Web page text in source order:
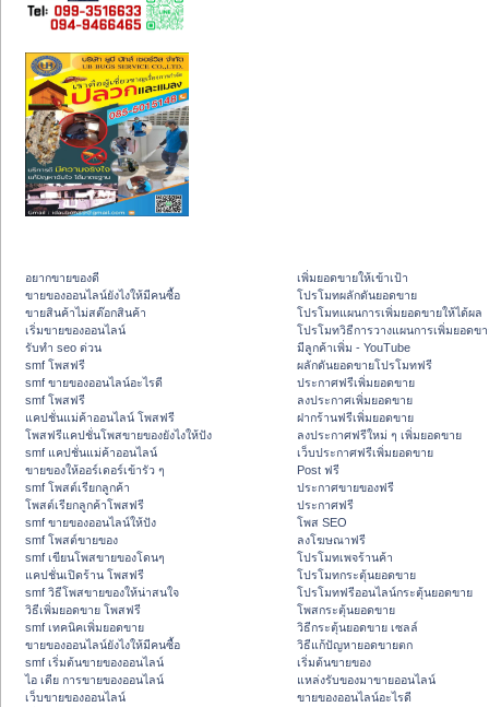
อยากขายของดี
ขายของออนไลน์ยังไงให้มีคนซื้อ
ขายสินค้าไม่สต๊อกสินค้า
เริ่มขายของออนไลน์
รับทำ seo ด่วน
smf โพสฟรี
smf ขายของออนไลน์อะไรดี
smf โพสฟรี
แคปชั่นแม่ค้าออนไลน์ โพสฟรี
โพสฟรีแคปชั่นโพสขายของยังไงให้ปัง
smf แคปชั่นแม่ค้าออนไลน์
ขายของให้ออร์เดอร์เข้ารัว ๆ
smf โพสต์เรียกลูกค้า
โพสต์เรียกลูกค้าโพสฟรี
smf ขายของออนไลน์ให้ปัง
smf โพสต์ขายของ
smf เขียนโพสขายของโดนๆ
แคปชั่นเปิดร้าน โพสฟรี
smf วิธีโพสขายของให้น่าสนใจ
วิธีเพิ่มยอดขาย โพสฟรี
smf เทคนิคเพิ่มยอดขาย
ขายของออนไลน์ยังไงให้มีคนซื้อ
smf เริ่มต้นขายของออนไลน์
ไอ เดีย การขายของออนไลน์
เว็บขายของออนไลน์
เพิ่มยอดขายให้เข้าเป้า
โปรโมทผลักดันยอดขาย
โปรโมทแผนการเพิ่มยอดขายให้ได้ผล
โปรโมทวิธีการวางแผนการเพิ่มยอดข
มีลูกค้าเพิ่ม - YouTube
ผลักดันยอดขายโปรโมทฟรี
ประกาศฟรีเพิ่มยอดขาย
ลงประกาศเพิ่มยอดขาย
ฝากร้านฟรีเพิ่มยอดขาย
ลงประกาศฟรีใหม่ ๆ เพิ่มยอดขาย
เว็บประกาศฟรีเพิ่มยอดขาย
Post ฟรี
ประกาศขายของฟรี
ประกาศฟรี
โพส SEO
ลงโฆษณาฟรี
โปรโมทเพจร้านค้า
โปรโมทกระตุ้นยอดขาย
โปรโมทฟรีออนไลน์กระตุ้นยอดขาย
โพสกระตุ้นยอดขาย
วิธีกระตุ้นยอดขาย เซลล์
วิธีแก้ปัญหายอดขายตก
เริ่มต้นขายของ
แหล่งรับของมาขายออนไลน์
ขายของออนไลน์อะไรดี